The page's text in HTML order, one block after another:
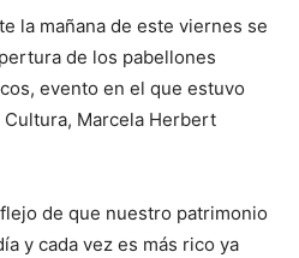
la mañana de este viernes se
de los pabellones
evento en el que estuvo
Marcela Herbert
de que nuestro patrimonio
y cada vez es más rico ya